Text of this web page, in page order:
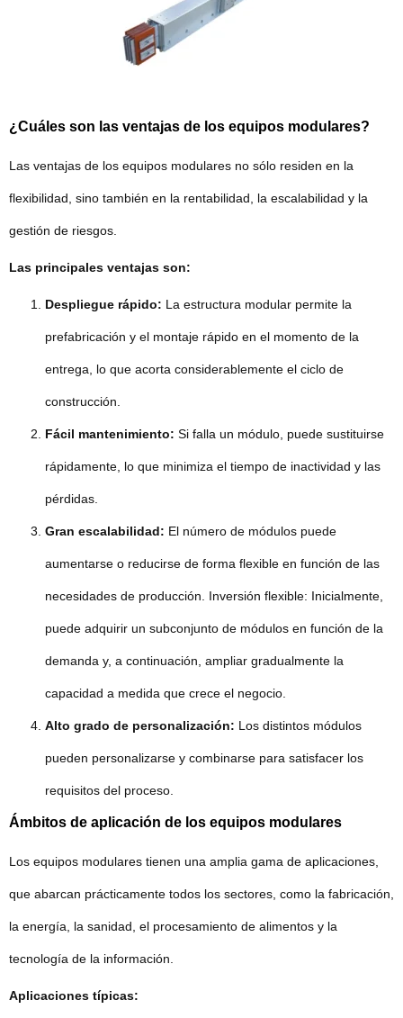
¿Cuáles son las ventajas de los equipos modulares?
Las ventajas de los equipos modulares no sólo residen en la
flexibilidad, sino también en la rentabilidad, la escalabilidad y la
gestión de riesgos.
Las principales ventajas son:
Despliegue rápido: La estructura modular permite la
prefabricación y el montaje rápido en el momento de la
entrega, lo que acorta considerablemente el ciclo de
construcción.
Fácil mantenimiento: Si falla un módulo, puede sustituirse
rápidamente, lo que minimiza el tiempo de inactividad y las
pérdidas.
Gran escalabilidad: El número de módulos puede
aumentarse o reducirse de forma flexible en función de las
necesidades de producción. Inversión flexible: Inicialmente,
puede adquirir un subconjunto de módulos en función de la
demanda y, a continuación, ampliar gradualmente la
capacidad a medida que crece el negocio.
Alto grado de personalización: Los distintos módulos
pueden personalizarse y combinarse para satisfacer los
requisitos del proceso.
Ámbitos de aplicación de los equipos modulares
Los equipos modulares tienen una amplia gama de aplicaciones,
que abarcan prácticamente todos los sectores, como la fabricación,
la energía, la sanidad, el procesamiento de alimentos y la
tecnología de la información.
Aplicaciones típicas: